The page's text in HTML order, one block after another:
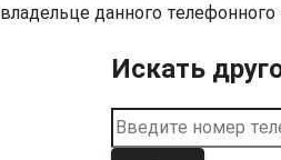
владельце данного телефонного
Искать